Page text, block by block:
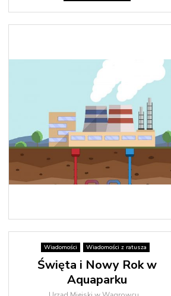
Wiadomości Wiadomości z ratusza
Święta i Nowy Rok w
Aquaparku